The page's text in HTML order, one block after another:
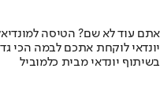
אתם עוד לא שם? הטיסה
יונדאי לוקחת אתכם לבמה הכי
בשיתוף יונדאי מבית כלמוביל